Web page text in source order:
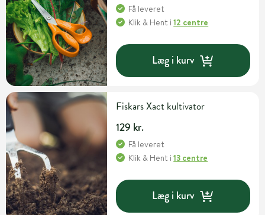
Få leveret
Klik & Hent i12 centre
Læg i kurv
Fiskars Xact kultivator
129 kr.
Få leveret
Klik & Hent i13 centre
Læg i kurv